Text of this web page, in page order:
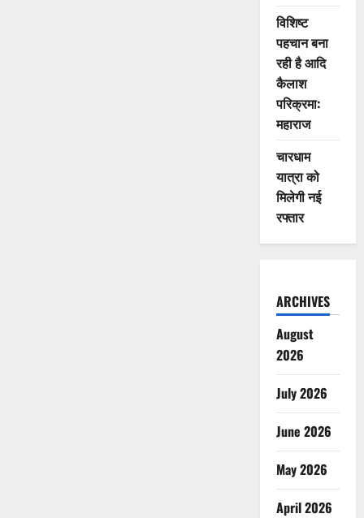
विशिष्ट
पहचान बना
रही है आदि
कैलाश
परिक्रमा:
महाराज
चारधाम
यात्रा को
मिलेगी नई
रफ्तार
ARCHIVES
August
2026
July 2026
June 2026
May 2026
April 2026